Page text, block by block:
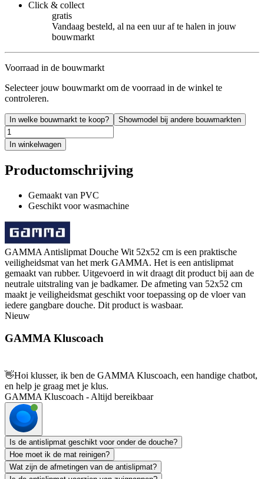
Click & collect
gratis
Vandaag besteld, al na een uur af te halen in jouw
bouwmarkt
Voorraad in de bouwmarkt
Selecteer jouw bouwmarkt om de voorraad in de winkel te
controleren.
In welke bouwmarkt te koop? Showmodel bij andere bouwmarkten
In winkelwagen
Productomschrijving
Gemaakt van PVC
Geschikt voor wasmachine
GAMMA Antislipmat Douche Wit 52x52 cm is een praktische
veiligheidsmat van het merk GAMMA. Het is een antislipmat
gemaakt van rubber. Uitgevoerd in wit draagt dit product bij aan de
neutrale uitstraling van je badkamer. De afmeting van 52x52 cm
maakt je veiligheidsmat geschikt voor toepassing op de vloer van
iedere gangbare douche. Dit product is wasbaar.
Nieuw
GAMMA Kluscoach
👋Hoi klusser, ik ben de GAMMA Kluscoach, een handige chatbot,
en help je graag met je klus.
GAMMA Kluscoach - Altijd bereikbaar
Is de antislipmat geschikt voor onder de douche?
Hoe moet ik de mat reinigen?
Wat zijn de afmetingen van de antislipmat?